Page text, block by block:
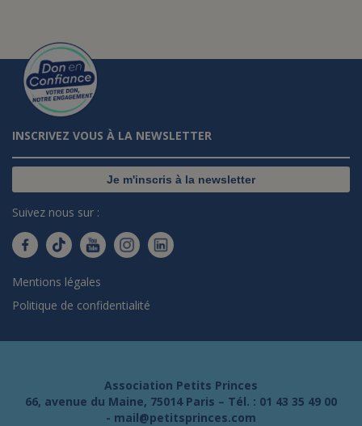
INSCRIVEZ VOUS À LA NEWSLETTER
Je m'inscris à la newsletter
Suivez nous sur :
Mentions légales
Politique de confidentialité
Association Petits Princes
66, avenue du Maine, 75014 Paris – Tél. : 01 43 35 49 00
- mail@petitsprinces.com